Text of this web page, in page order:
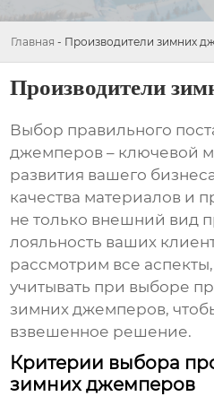
Главная - Производители зимних
Производители
Выбор правильного
джемперов – ключевой
развития вашего
качества материалов и
не только внешний вид
лояльность ваших
рассмотрим все
учитывать при выборе
зимних джемперов,
взвешенное решение.
Критерии выбора
зимних джемперов